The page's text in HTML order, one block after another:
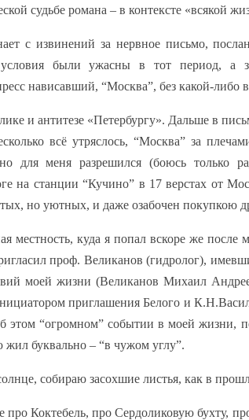
судьбе романа – в контексте «всякой
с извинений за нервное письмо,
были ужасны в тот период, а
нависавший, “Москва”, без какой-либо
и антитезе «Петербургу». Дальше в
всё утряслось, “Москва” за
для меня разрешился (боюсь только
на станции “Кучино” в 17 верстах от
но уютных, и даже озабочен покупкою
местность, куда я попал вскоре же
проф. Великанов (гидролог),
моей жизни (Великанов Михаил
приглашения Белого и
“огромном” событии в моей жизни,
буквально – “в чужом углу”.
собираю засохшие листья, как в
Коктебель, про Сердоликовую бухту,